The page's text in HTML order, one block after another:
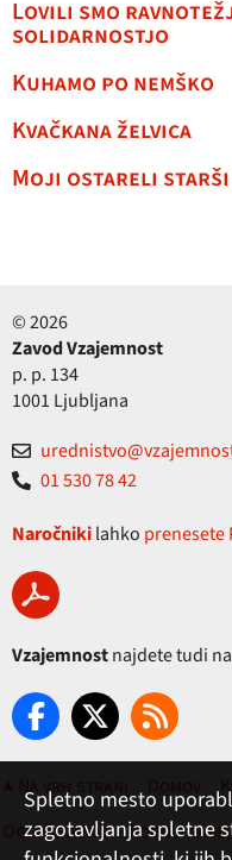
Lovili smo
solidarnostjo
Kuhamo po nemško
Kvačkana želvica
Moji ostareli starši
© 2026
Zavod Vzajemnost
p. p. 134
1001 Ljubljana
01 530 78 42
Naročnikilahko prenesete
Vzajemnostnajdete tudi
▲ Na vrh strani Domov
Oglaševanje
Pogoji
Spletno mesto
zagotavljanja spletne